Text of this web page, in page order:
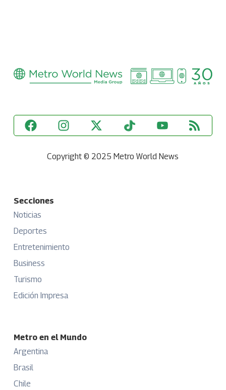
Copyright © 2025 Metro World News
Secciones
Noticias
Deportes
Entretenimiento
Business
Turismo
Edición Impresa
Metro en el Mundo
Argentina
Brasil
Chile